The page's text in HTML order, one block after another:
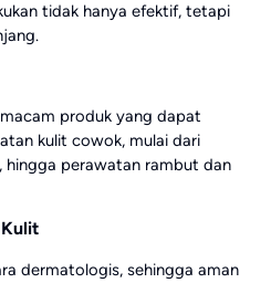
tidak hanya efektif, tetapi
produk yang dapat
kulit cowok, mulai dari
hingga perawatan rambut dan
dermatologis, sehingga aman